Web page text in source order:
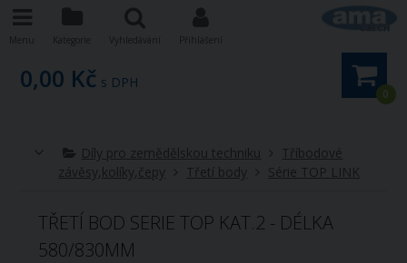
0
0,00 Kč s DPH
Díly pro zemědělskou techniku
Tříbodové
závěsy,kolíky,čepy
Třetí body Série TOP LINK
TŘETÍ BOD SERIE TOP KAT.2 - DÉLKA
580/830MM
Menu Kategorie Vyhledávání Přihlášení